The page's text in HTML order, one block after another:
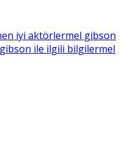
en iyi aktörlermel gibson
ile ilgili bilgilermel